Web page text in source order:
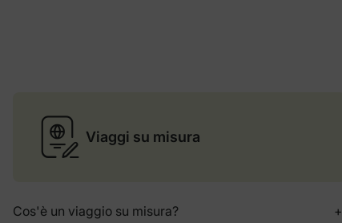
Viaggi su misura
Cos'è un viaggio su misura?